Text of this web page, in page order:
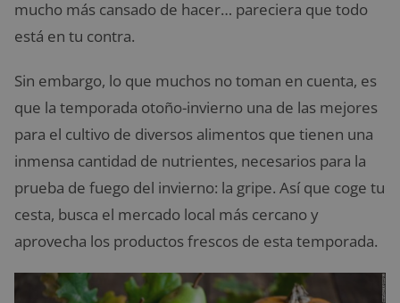
mucho más cansado de hacer… pareciera que todo
está en tu contra.
Sin embargo, lo que muchos no toman en cuenta, es
que la temporada otoño-invierno una de las mejores
para el cultivo de diversos alimentos que tienen una
inmensa cantidad de nutrientes, necesarios para la
prueba de fuego del invierno: la gripe. Así que coge tu
cesta, busca el mercado local más cercano y
aprovecha los productos frescos de esta temporada.